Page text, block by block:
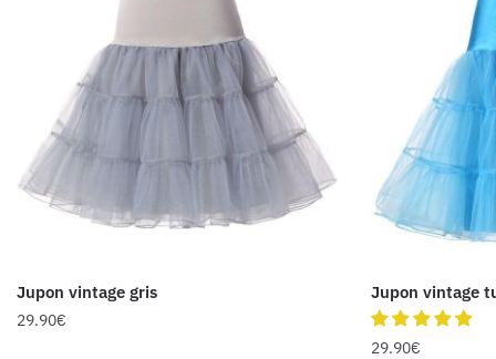
Jupon vintage gris
29.90€
Jupon vintage
29.90€